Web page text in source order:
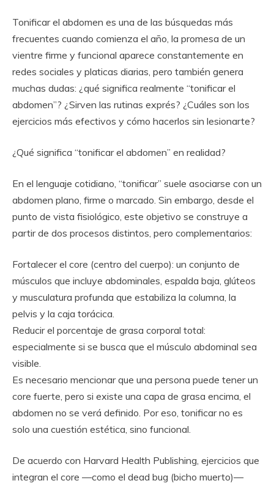
Tonificar el abdomen es una de las búsquedas más
frecuentes cuando comienza el año, la promesa de un
vientre firme y funcional aparece constantemente en
redes sociales y platicas diarias, pero también genera
muchas dudas: ¿qué significa realmente “tonificar el
abdomen”? ¿Sirven las rutinas exprés? ¿Cuáles son los
ejercicios más efectivos y cómo hacerlos sin lesionarte?
¿Qué significa “tonificar el abdomen” en realidad?
En el lenguaje cotidiano, “tonificar” suele asociarse con un
abdomen plano, firme o marcado. Sin embargo, desde el
punto de vista fisiológico, este objetivo se construye a
partir de dos procesos distintos, pero complementarios:
Fortalecer el core (centro del cuerpo): un conjunto de
músculos que incluye abdominales, espalda baja, glúteos
y musculatura profunda que estabiliza la columna, la
pelvis y la caja torácica.
Reducir el porcentaje de grasa corporal total:
especialmente si se busca que el músculo abdominal sea
visible.
Es necesario mencionar que una persona puede tener un
core fuerte, pero si existe una capa de grasa encima, el
abdomen no se verá definido. Por eso, tonificar no es
solo una cuestión estética, sino funcional.
De acuerdo con Harvard Health Publishing, ejercicios que
integran el core —como el dead bug (bicho muerto)—